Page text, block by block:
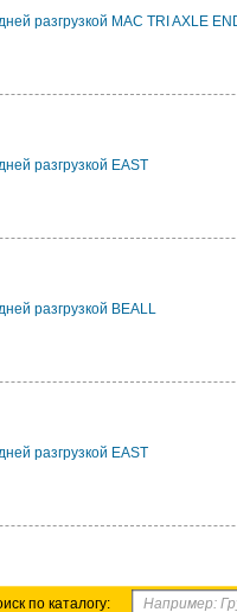
разгрузкой MAC TRI AXLE
разгрузкой EAST
разгрузкой BEALL
разгрузкой EAST
по каталогу: